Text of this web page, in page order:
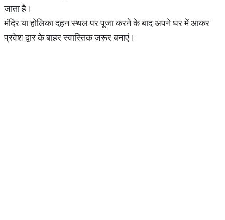
जाता है।
मंदिर या होलिका दहन स्थल पर पूजा करने के बाद अपने घर में आकर
प्रवेश द्वार के बाहर स्वास्तिक जरूर बनाएं।